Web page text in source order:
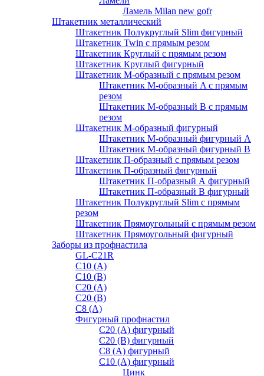
Ламель Milan new gofr
Штакетник металлический
Штакетник Полукруглый Slim фигурный
Штакетник Twin с прямым резом
Штакетник Круглый с прямым резом
Штакетник Круглый фигурный
Штакетник М-образный с прямым резом
Штакетник М-образный A с прямым
резом
Штакетник М-образный B с прямым
резом
Штакетник М-образный фигурный
Штакетник М-образный фигурный A
Штакетник М-образный фигурный B
Штакетник П-образный с прямым резом
Штакетник П-образный фигурный
Штакетник П-образный А фигурный
Штакетник П-образный В фигурный
Штакетник Полукруглый Slim с прямым
резом
Штакетник Прямоугольный с прямым резом
Штакетник Прямоугольный фигурный
Заборы из профнастила
GL-С21R
С10 (A)
С10 (В)
С20 (А)
С20 (В)
С8 (A)
Фигурный профнастил
С20 (A) фигурный
С20 (В) фигурный
С8 (A) фигурный
С10 (A) фигурный
Цинк